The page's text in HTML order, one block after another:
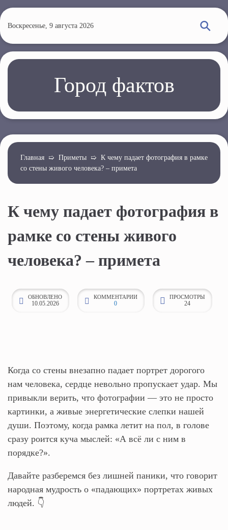
е
р
й
о
н
Воскресенье, 9 августа 2026
Город фактов
Главная ➯ Приметы ➯ К чему падает фотография в рамке
со стены живого человека? – примета
К чему падает фотография в
рамке со стены живого
человека? – примета
ОБНОВЛЕНО
10.05.2026
КОММЕНТАРИИ
0
ПРОСМОТРЫ
24
Когда со стены внезапно падает портрет дорогого
нам человека, сердце невольно пропускает удар. Мы
привыкли верить, что фотографии — это не просто
картинки, а живые энергетические слепки нашей
души. Поэтому, когда рамка летит на пол, в голове
сразу роится куча мыслей: «А всё ли с ним в
порядке?».
Давайте разберемся без лишней паники, что говорит
народная мудрость о «падающих» портретах живых
людей. 👇